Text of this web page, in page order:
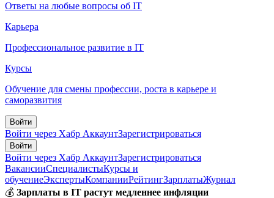
Ответы на любые вопросы об IT
Карьера
Профессиональное развитие в IT
Курсы
Обучение для смены профессии, роста в карьере и
саморазвития
Войти
Войти через Хабр АккаунтЗарегистрироваться
Войти
Войти через Хабр АккаунтЗарегистрироваться
ВакансииСпециалистыКурсы и
обучениеЭкспертыКомпанииРейтингЗарплатыЖурнал
💰 Зарплаты в IT растут медленнее инфляции